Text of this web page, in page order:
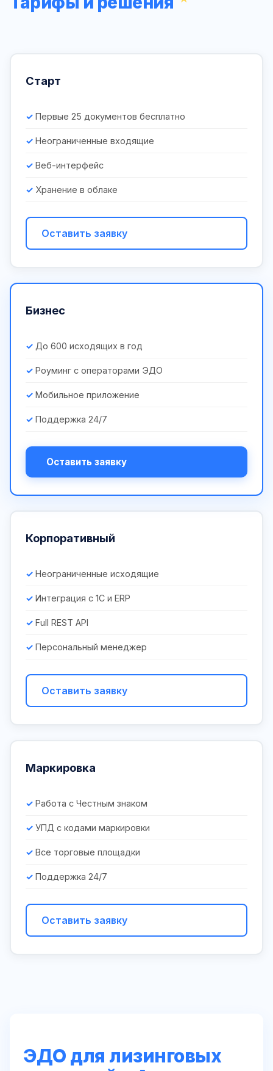
Старт
Первые 25 документов бесплатно
Неограниченные входящие
Веб-интерфейс
Хранение в облаке
Оставить заявку
Бизнес
До 600 исходящих в год
Роуминг с операторами ЭДО
Мобильное приложение
Поддержка 24/7
Оставить заявку
Корпоративный
Неограниченные исходящие
Интеграция с 1С и ERP
Full REST API
Персональный менеджер
Оставить заявку
Маркировка
Работа с Честным знаком
УПД с кодами маркировки
Все торговые площадки
Поддержка 24/7
Оставить заявку
ЭДО для лизинговых